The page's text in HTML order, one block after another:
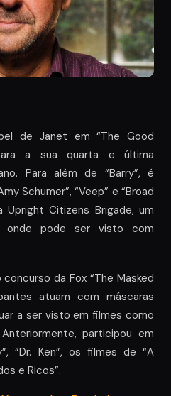
de Janet em “The Good
a sua quarta e última
Para além de “Barry”, é
Schumer”, “Veep” e “Broad
Upright Citizens Brigade, um
onde pode ser visto com
da Fox “The Masked
atuam com máscaras
a ser visto em filmes como
participou em
“Dr. Ken”, os filmes de “A
e Ricos”.